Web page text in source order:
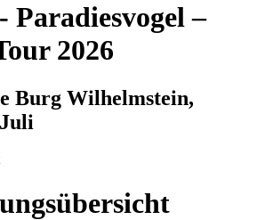
- Paradiesvogel –
2026
Burg Wilhelmstein,